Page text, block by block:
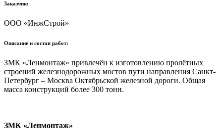
Заказчик:
ООО «ИнжСтрой»
Описание и состав работ:
ЗМК «Ленмонтаж» привлечён к изготовлению пролётных
строений железнодорожных мостов пути направления Санкт-
Петербург – Москва Октябрьской железной дороги. Общая
масса конструкций более 300 тонн.
ЗМК «Ленмонтаж»